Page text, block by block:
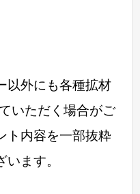
以外にも各種拡材
いただく場合がご
ト内容を一部抜粋
ます。